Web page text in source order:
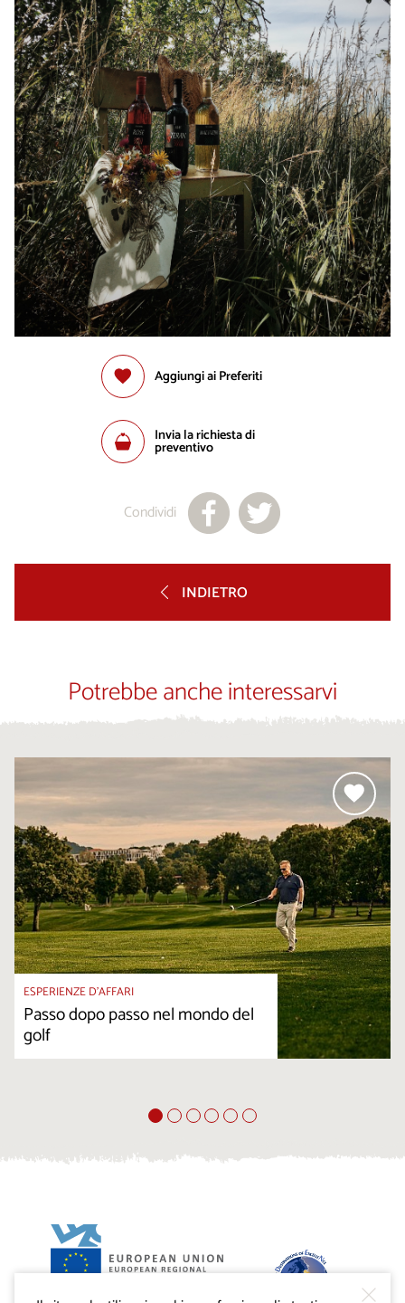
Aggiungi ai Preferiti
Invia la richiesta di
preventivo
Condividi
INDIETRO
Potrebbe anche interessarvi
ESPERIENZE D’AFFARI
Passo dopo passo nel mondo del
golf